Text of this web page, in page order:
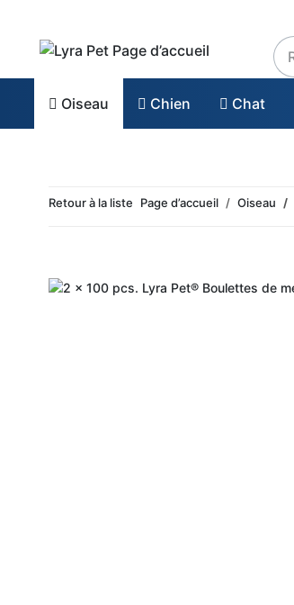
Oiseau Chien Chat
Retour à la liste Page d’accueil Oiseau